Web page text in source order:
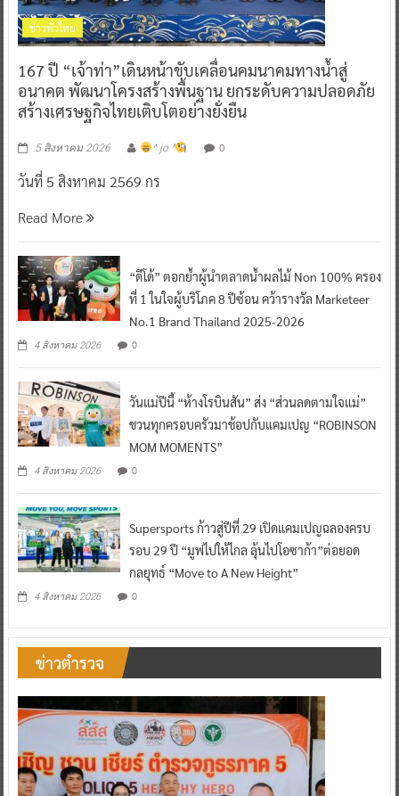
ข่าวทั่วไทย
167 ปี “เจ้าท่า”เดินหน้าขับเคลื่อนคมนาคมทางน้ำสู่
อนาคต พัฒนาโครงสร้างพื้นฐาน ยกระดับความปลอดภัย
สร้างเศรษฐกิจไทยเติบโตอย่างยั่งยืน
5 สิงหาคม 2026 ^ jo ^ 0
วันที่ 5 สิงหาคม 2569 กร
Read More
“ดีโด้” ตอกย้ำผู้นำตลาดน้ำผลไม้ Non 100% ครอง
ที่ 1 ในใจผู้บริโภค 8 ปีซ้อน คว้ารางวัล Marketeer
No.1 Brand Thailand 2025-2026
4 สิงหาคม 2026 0
วันแม่ปีนี้ “ห้างโรบินสัน” ส่ง “ส่วนลดตามใจแม่”
ชวนทุกครอบครัวมาช้อปกับแคมเปญ “ROBINSON
MOM MOMENTS”
4 สิงหาคม 2026 0
Supersports ก้าวสู่ปีที่ 29 เปิดแคมเปญฉลองครบ
รอบ 29 ปี “มูฟไปให้ไกล ลุ้นไปโอซาก้า”ต่อยอด
กลยุทธ์ “Move to A New Height”
4 สิงหาคม 2026 0
ข่าวตำรวจ